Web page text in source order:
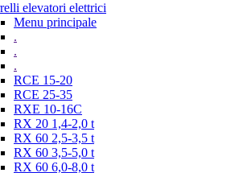
elevatori elettrici
Menu principale
.
.
.
RCE 15-20
RCE 25-35
RXE 10-16C
RX 20 1,4-2,0 t
RX 60 2,5-3,5 t
RX 60 3,5-5,0 t
RX 60 6,0-8,0 t